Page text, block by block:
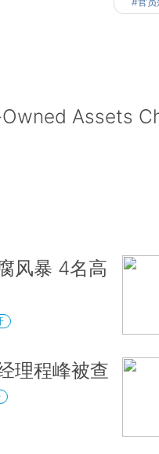
Assets
风暴 4名高
理程峰被查